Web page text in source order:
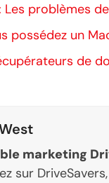
Les problèmes
possédez un
de
marketing
sur